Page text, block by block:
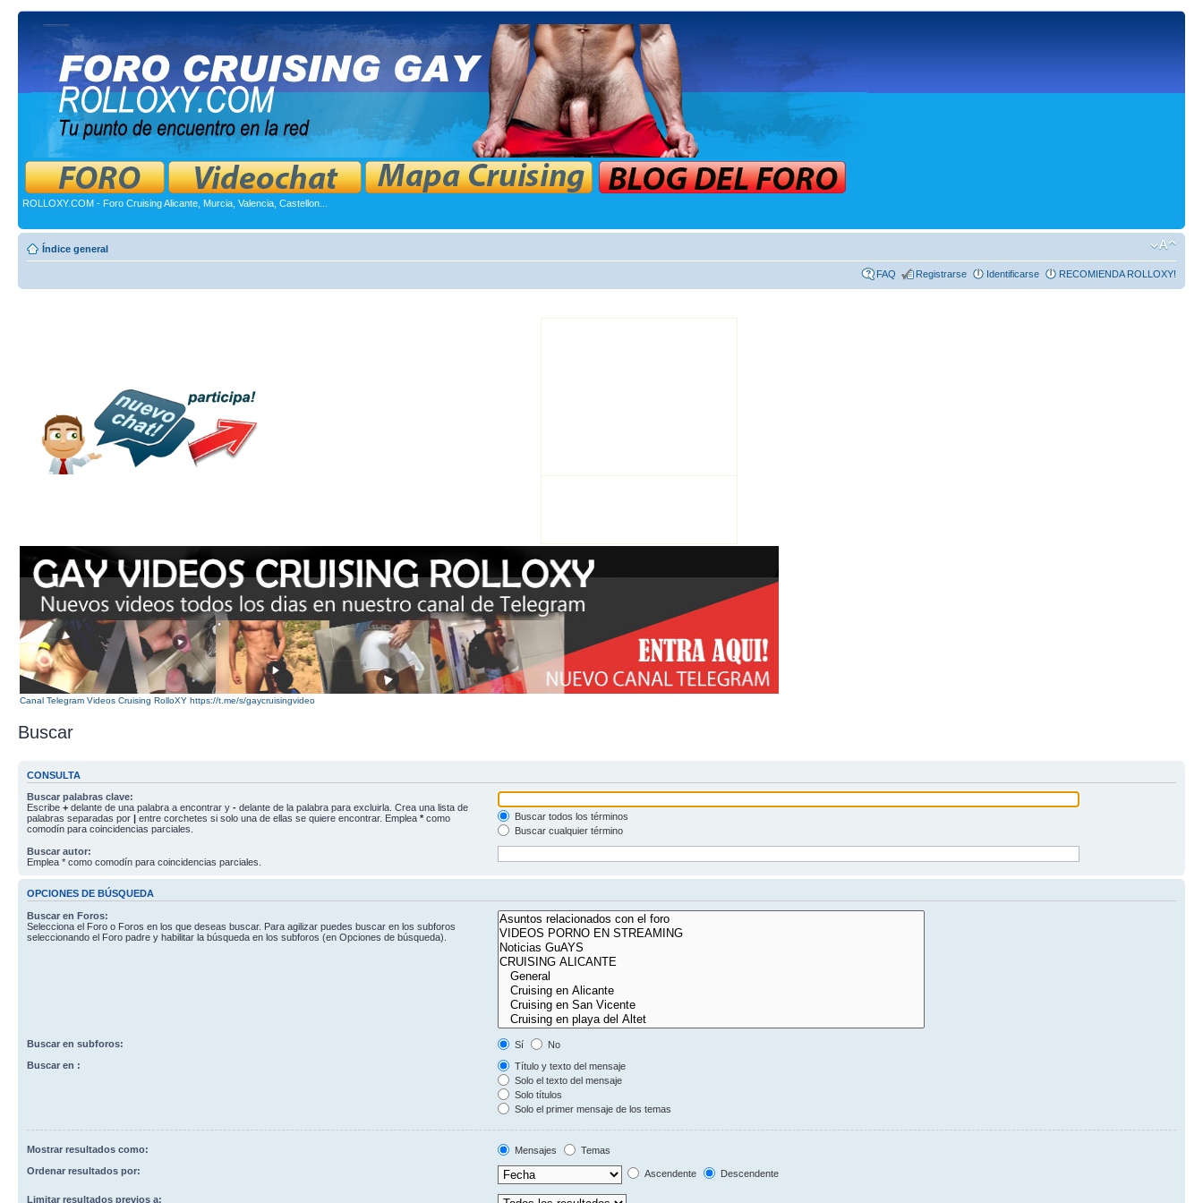
ROLLOXY.COM - Foro Cruising Alicante, Murcia, Valencia, Castellon...
Índice general
FAQ Registrarse Identificarse RECOMIENDA ROLLOXY!
Canal Telegram Videos Cruising RolloXY https://t.me/s/gaycruisingvideo
Buscar
CONSULTA
Buscar palabras clave:
Escribe + delante de una palabra a encontrar y - delante de la palabra para excluirla. Crea una lista de
palabras separadas por | entre corchetes si solo una de ellas se quiere encontrar. Emplea * como
comodín para coincidencias parciales.
Buscar todos los términos
Buscar cualquier término
Buscar autor:
Emplea * como comodín para coincidencias parciales.
OPCIONES DE BÚSQUEDA
Buscar en Foros:
Selecciona el Foro o Foros en los que deseas buscar. Para agilizar puedes buscar en los subforos
seleccionando el Foro padre y habilitar la búsqueda en los subforos (en Opciones de búsqueda).
Buscar en subforos: Sí
No
Buscar en :
Título y texto del mensaje
Solo el texto del mensaje
Solo títulos
Solo el primer mensaje de los temas
Mostrar resultados como: Mensajes
Temas
Ordenar resultados por:
Ascendente Descendente
Limitar resultados previos a: